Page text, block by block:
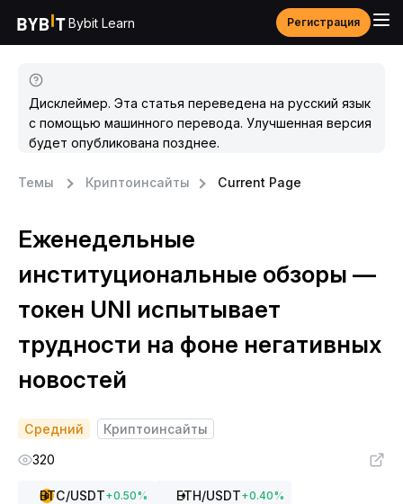
Bybit Learn Регистрация
Дисклеймер. Эта статья переведена на русский язык
с помощью машинного перевода. Улучшенная версия
будет опубликована позднее.
Темы Криптоинсайты Current Page
Еженедельные
институциональные обзоры —
токен UNI испытывает
трудности на фоне негативных
новостей
Средний
Криптоинсайты
320
BTC/USDT+0.50% ETH/USDT+0.40%